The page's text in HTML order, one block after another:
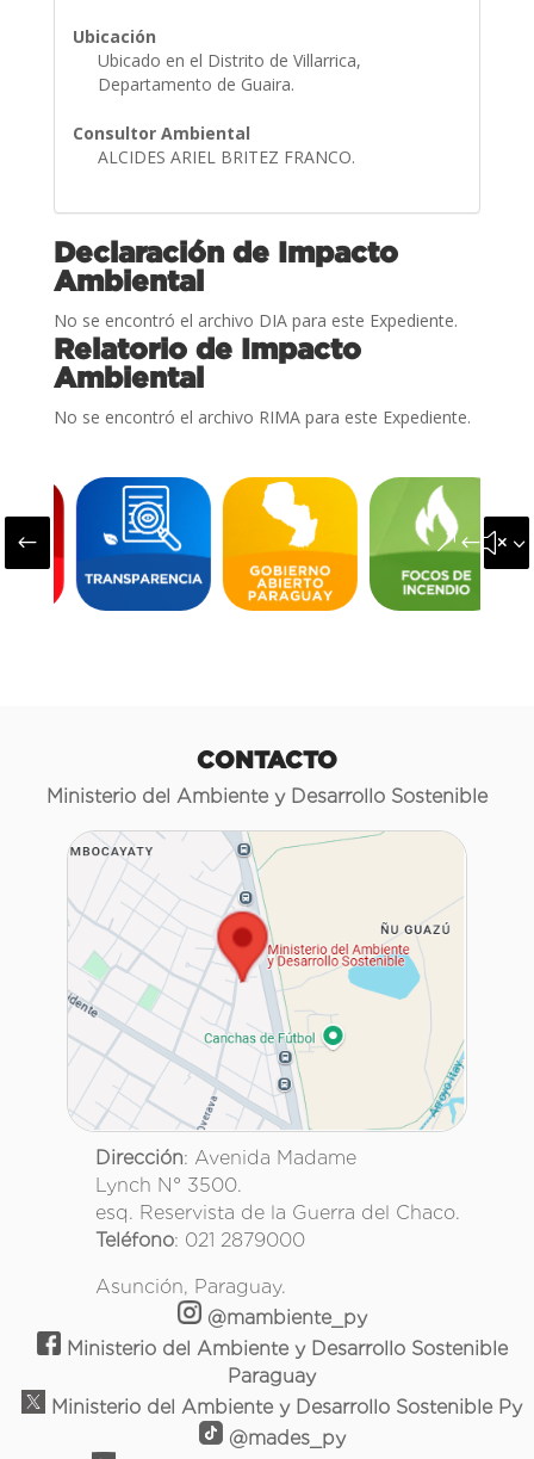
Ubicación
Ubicado en el Distrito de Villarrica,
Departamento de Guaira.
Consultor Ambiental
ALCIDES ARIEL BRITEZ FRANCO.
Declaración de Impacto
Ambiental
No se encontró el archivo DIA para este Expediente.
Relatorio de Impacto
Ambiental
No se encontró el archivo RIMA para este Expediente.
#
CONTACTO
Ministerio del Ambiente y Desarrollo Sostenible
Dirección: Avenida Madame
Lynch N° 3500.
esq. Reservista de la Guerra del Chaco.
Teléfono: 021 2879000
Asunción, Paraguay.
@mambiente_py
Ministerio del Ambiente y Desarrollo Sostenible
Paraguay
Ministerio del Ambiente y Desarrollo Sostenible Py
@mades_py